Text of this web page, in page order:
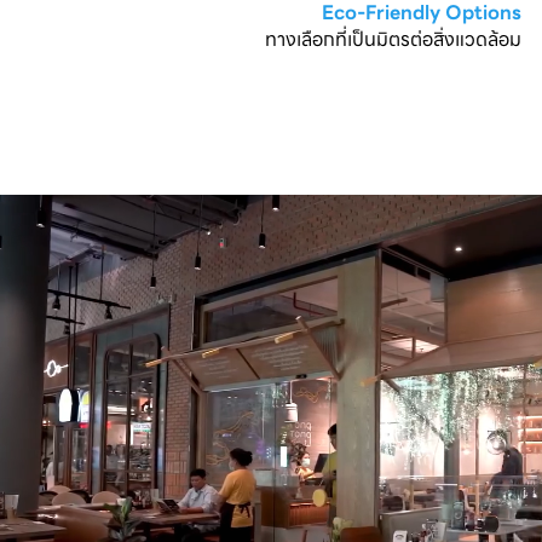
Eco-Friendly Options
ทางเลือกที่เป็นมิตรต่อสิ่งแวดล้อม